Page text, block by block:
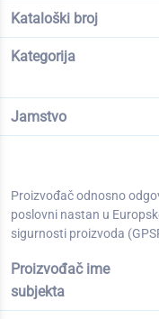
Kataloški broj
Kategorija
Jamstvo
Proizvođač odnosno
poslovni nastan u
sigurnosti proizvoda
Proizvođač ime
subjekta